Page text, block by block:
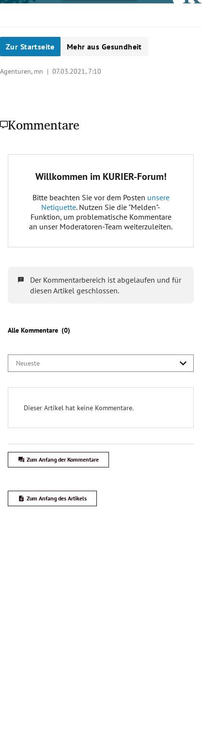
Zur Startseite Mehr aus Gesundheit
Agenturen, mn | 07.03.2021, 7:10
Kommentare